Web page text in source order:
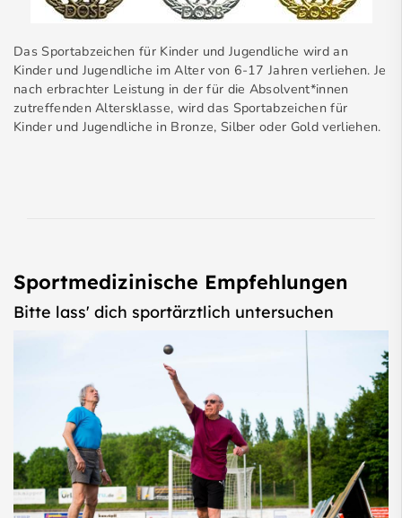
Das Sportabzeichen für Kinder und Jugendliche wird an
Kinder und Jugendliche im Alter von 6-17 Jahren verliehen. Je
nach erbrachter Leistung in der für die Absolvent*innen
zutreffenden Altersklasse, wird das Sportabzeichen für
Kinder und Jugendliche in Bronze, Silber oder Gold verliehen.
Sportmedizinische Empfehlungen
Bitte lass' dich sportärztlich untersuchen